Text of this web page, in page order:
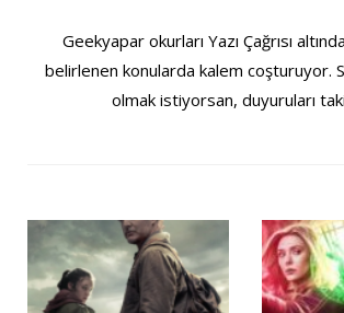
Geekyapar okurları Yazı Çağrısı
belirlenen konularda kalem coşturuyor.
olmak istiyorsan, duyuruları